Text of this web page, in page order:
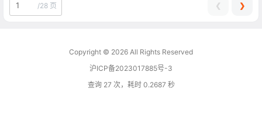
/28 页 ❮ ❯
Copyright © 2026 All Rights Reserved
沪ICP备2023017885号-3
查询 27 次，耗时 0.2687 秒